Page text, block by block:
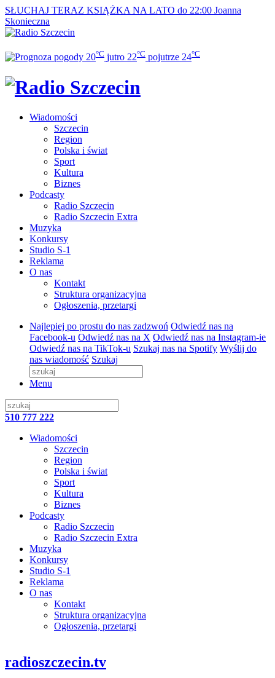
SŁUCHAJ TERAZ KSIĄŻKA NA LATO do 22:00 Joanna
Skonieczna
20°C jutro 22°C pojutrze 24°C
Wiadomości
Szczecin
Region
Polska i świat
Sport
Kultura
Biznes
Podcasty
Radio Szczecin
Radio Szczecin Extra
Muzyka
Konkursy
Studio S-1
Reklama
O nas
Kontakt
Struktura organizacyjna
Ogłoszenia, przetargi
Najlepiej po prostu do nas zadzwoń Odwiedź nas na
Facebook-u Odwiedź nas na X Odwiedź nas na Instagram-ie
Odwiedź nas na TikTok-u Szukaj nas na Spotify Wyślij do
nas wiadomość Szukaj
Menu
510 777 222
Wiadomości
Szczecin
Region
Polska i świat
Sport
Kultura
Biznes
Podcasty
Radio Szczecin
Radio Szczecin Extra
Muzyka
Konkursy
Studio S-1
Reklama
O nas
Kontakt
Struktura organizacyjna
Ogłoszenia, przetargi
radioszczecin.tv